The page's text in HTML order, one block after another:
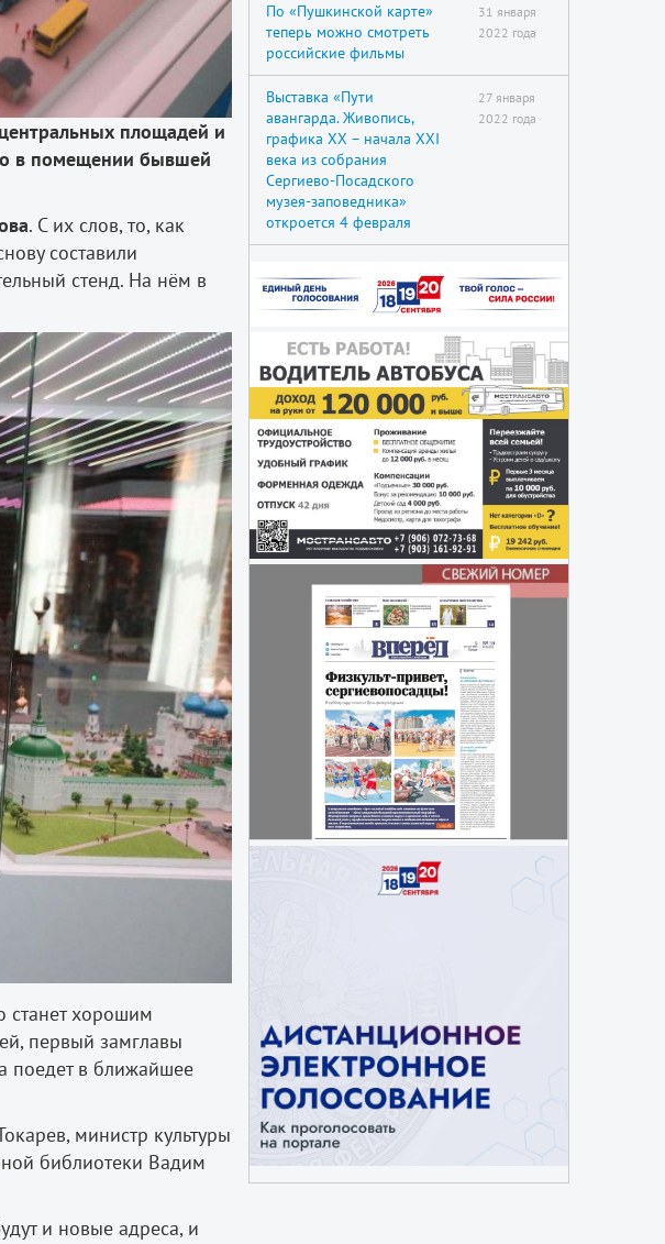
площадей и
в помещении бывшей
. С их слов, то, как
составили
стенд. На нём в
станет хорошим
первый замглавы
поедет в ближайшее
министр культуры
библиотеки Вадим
и новые адреса, и
По «Пушкинской карте»
теперь можно смотреть
российские фильмы
31 января
2022 года
Выставка «Пути
авангарда. Живопись,
графика XX – начала XXI
века из собрания
Сергиево-Посадского
музея-заповедника»
откроется 4 февраля
27 января
2022 года